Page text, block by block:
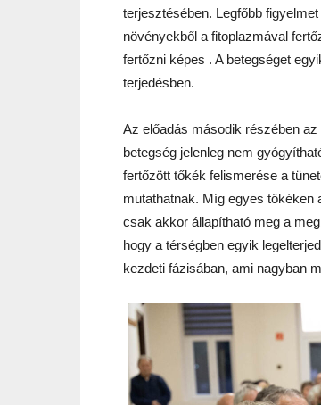
terjesztésében. Legfőbb
növényekből a fitoplazmával
fertőzni képes . A betegséget
terjedésben.
Az előadás második részében
betegség jelenleg nem
fertőzött tőkék felismerése a
mutathatnak. Míg egyes tőkéken
csak akkor állapítható meg a
hogy a térségben egyik
kezdeti fázisában, ami nagyban